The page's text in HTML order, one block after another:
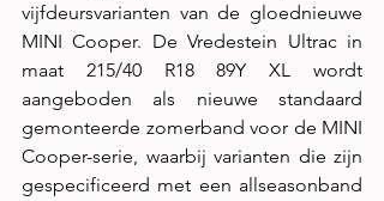
vijfdeursvarianten van de gloednieuwe
MINI Cooper. De Vredestein Ultrac in
maat 215/40 R18 89Y XL wordt
aangeboden als nieuwe standaard
gemonteerde zomerband voor de MINI
Cooper-serie, waarbij varianten die zijn
gespecificeerd met een allseasonband